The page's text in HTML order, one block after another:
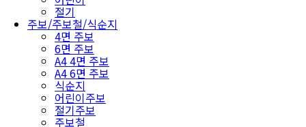
절기
주보/주보철/식순지
4면 주보
6면 주보
A4 4면 주보
A4 6면 주보
식순지
어린이주보
절기주보
주보철